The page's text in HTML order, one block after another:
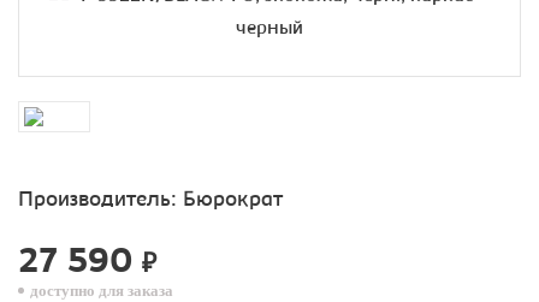
Производитель: Бюрократ
27 590 ₽
доступно для заказа